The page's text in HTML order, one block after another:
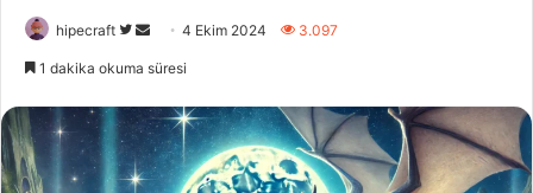
hipecraft
Twitter'da
Bir
göndermek
4 Ekim 2024 3.097
1 dakika okuma süresi